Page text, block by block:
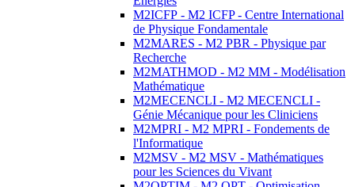
M2ICFP - M2 ICFP - Centre International
de Physique Fondamentale
M2MARES - M2 PBR - Physique par
Recherche
M2MATHMOD - M2 MM - Modélisation
Mathématique
M2MECENCLI - M2 MECENCLI -
Génie Mécanique pour les Cliniciens
M2MPRI - M2 MPRI - Fondements de
l'Informatique
M2MSV - M2 MSV - Mathématiques
pour les Sciences du Vivant